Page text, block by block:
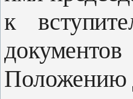
к
Положению